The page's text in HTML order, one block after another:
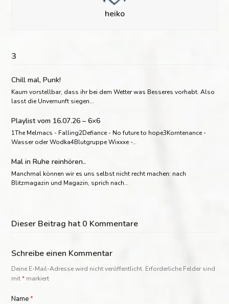
heiko
3
Chill mal, Punk!
Kaum vorstellbar, dass ihr bei dem Wetter was Besseres vorhabt. Also
lasst die Unvernunft siegen…
Playlist vom 16.07.26 – 6×6
1The Melmacs - Falling2Defiance - No future to hope3Korntenance -
Wasser oder Wodka4Blutgruppe Wixxxe -…
Mal in Ruhe reinhören..
Manchmal können wir es uns selbst nicht recht machen: nach
Blitzmagazin und Magazin, sprich nach…
Dieser Beitrag hat 0 Kommentare
Schreibe einen Kommentar
Deine E-Mail-Adresse wird nicht veröffentlicht. Erforderliche Felder sind
mit* markiert
Name*